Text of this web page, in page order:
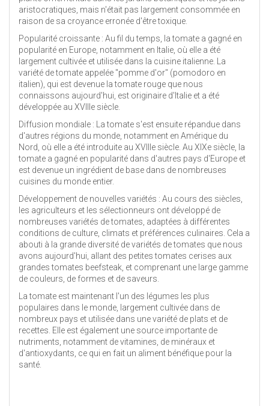
aristocratiques, mais n'était pas largement consommée en
raison de sa croyance erronée d'être toxique.
Popularité croissante : Au fil du temps, la tomate a gagné en
popularité en Europe, notamment en Italie, où elle a été
largement cultivée et utilisée dans la cuisine italienne. La
variété de tomate appelée "pomme d'or" (pomodoro en
italien), qui est devenue la tomate rouge que nous
connaissons aujourd'hui, est originaire d'Italie et a été
développée au XVIIIe siècle.
Diffusion mondiale : La tomate s'est ensuite répandue dans
d'autres régions du monde, notamment en Amérique du
Nord, où elle a été introduite au XVIIIe siècle. Au XIXe siècle, la
tomate a gagné en popularité dans d'autres pays d'Europe et
est devenue un ingrédient de base dans de nombreuses
cuisines du monde entier.
Développement de nouvelles variétés : Au cours des siècles,
les agriculteurs et les sélectionneurs ont développé de
nombreuses variétés de tomates, adaptées à différentes
conditions de culture, climats et préférences culinaires. Cela a
abouti à la grande diversité de variétés de tomates que nous
avons aujourd'hui, allant des petites tomates cerises aux
grandes tomates beefsteak, et comprenant une large gamme
de couleurs, de formes et de saveurs.
La tomate est maintenant l'un des légumes les plus
populaires dans le monde, largement cultivée dans de
nombreux pays et utilisée dans une variété de plats et de
recettes. Elle est également une source importante de
nutriments, notamment de vitamines, de minéraux et
d'antioxydants, ce qui en fait un aliment bénéfique pour la
santé.